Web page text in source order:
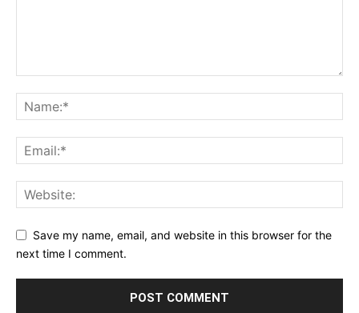
Save my name, email, and website in this browser for the
next time I comment.